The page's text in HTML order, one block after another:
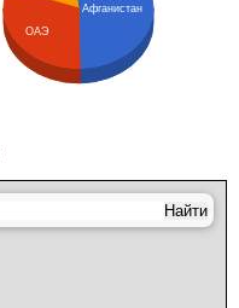
Афганистан
ОАЭ